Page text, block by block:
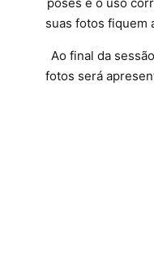
suas fotos fiquem
Ao final da
fotos será